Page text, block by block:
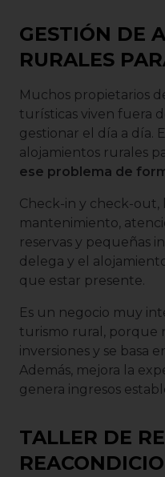
GESTIÓN DE
RURALES
Muchos propietarios
turísticas viven fuera
gestionar el día a día.
alojamientos rurales
ese problema de
Check-in y check-out,
mantenimiento,
reservas y pequeñas
delega y el
que estar presente.
Es un negocio muy
turismo rural, porque
inversiones y se basa
Además, mejora la
genera ingresos
TALLER DE